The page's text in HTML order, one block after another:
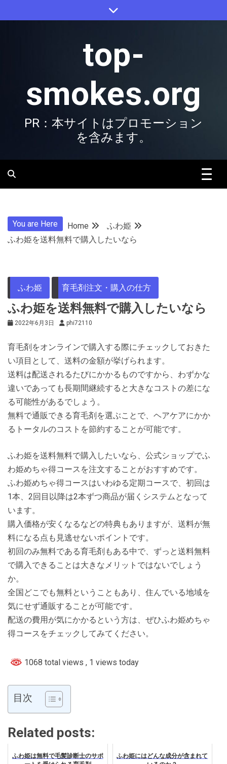
to
top-
smokes.org
PR：本サイトはプロモーション
を含みます。
You are Here Home
ふわ姫
ふわ姫を送料無料で購入したいなら
ふわ姫 育毛剤注文・購入の仕方
ふわ姫を送料無料で購入したいなら
2022年6月3日 phi72110
育毛剤をオンラインで購入する際にチェックしておきた
い項目として、送料の金額が挙げられます。
送料は配送されるたびにかかるものですから、わずかな
違いであっても長期間継続すると大きなコストの差にな
る可能性があるでしょう。
無料で通販できる育毛剤を選ぶことで、ヘアケアにかか
るトータルのコストを節約することが可能です。
ふわ姫を送料無料で購入したいなら、公式ショップでふ
わ姫めちゃ得コースを注文することがおすすめです。
ふわ姫めちゃ得コースはいわゆる定期コースで、初回は
1本、2回目以降は2本ずつ商品が届くシステムとなって
います。
購入価格が安くなるなどの特典もありますが、送料が無
料になる点も見逃せないポイントです。
初回のみ無料である育毛剤もある中で、ずっと送料無料
で購入できることは大きなメリットではないでしょう
か。
全国どこでも無料ということもあり、住んでいる地域を
気にせず通販することが可能です。
配送の費用が気にかかるという方は、ぜひふわ姫めちゃ
得コースをチェックしてみてください。
1068 total views , 1 views today
目次
Related posts:
ふわ姫は無料で毛髪診断士のサポ
ふわ姫にはどんな成分が含まれて